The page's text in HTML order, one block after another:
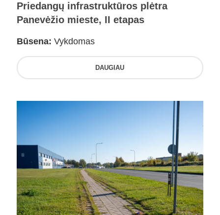
Priedangų infrastruktūros plėtra
Panevėžio mieste, II etapas
Būsena: Vykdomas
DAUGIAU